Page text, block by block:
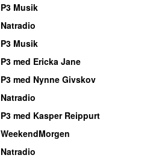
P3 Musik
Natradio
P3 Musik
P3 med Ericka Jane
P3 med Nynne Givskov
Natradio
P3 med Kasper Reippurt
WeekendMorgen
Natradio